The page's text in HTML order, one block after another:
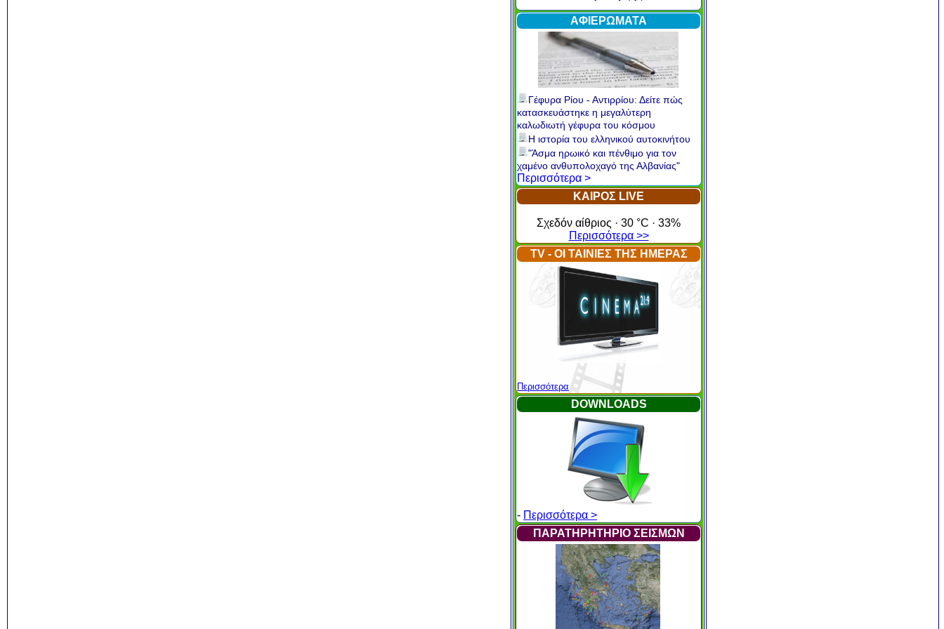
Περισσότερα >
ΑΦΙΕΡΩΜΑΤΑ
Γέφυρα Ρίου - Αντιρρίου: Δείτε πώς
κατασκευάστηκε η μεγαλύτερη
καλωδιωτή γέφυρα του κόσμου
Η ιστορία του ελληνικού αυτοκινήτου
"Άσμα ηρωικό και πένθιμο για τον
χαμένο ανθυπολοχαγό της Αλβανίας"
Περισσότερα >
ΚΑΙΡΟΣ LIVE
Σχεδόν αίθριος · 30 °C · 33%
Περισσότερα >>
TV - ΟΙ ΤΑΙΝΙΕΣ ΤΗΣ ΗΜΕΡΑΣ
Περισσότερα
DOWNLOADS
- Περισσότερα >
ΠΑΡΑΤΗΡΗΤΗΡΙΟ ΣΕΙΣΜΩΝ